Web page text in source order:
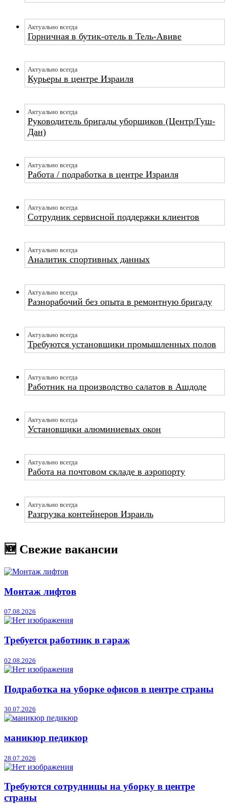
Актуально всегда
Горничная в бутик-отель в Тель-Авиве
Актуально всегда
Курьеры в центре Израиля
Актуально всегда
Руководитель бригады уборщиков (Центр/Гуш-
Дан)
Актуально всегда
Работа / подработка в центре Израиля
Актуально всегда
Сотрудник сервисной поддержки клиентов
Актуально всегда
Аналитик спортивных данных
Актуально всегда
Разнорабочий без опыта в ремонтную бригаду
Актуально всегда
Требуются установщики промышленных полов
Актуально всегда
Работник на производство салатов в Ашдоде
Актуально всегда
Установщики алюминиевых окон
Актуально всегда
Работа на почтовом складе в аэропорту
Актуально всегда
Разгрузка контейнеров Израиль
🆕 Свежие вакансии
Монтаж лифтов
07.08.2026
Требуется работник в гараж
02.08.2026
Подработка на уборке офисов в центре страны
30.07.2026
маникюр педикюр
28.07.2026
Требуются сотрудницы на уборку в центре
страны